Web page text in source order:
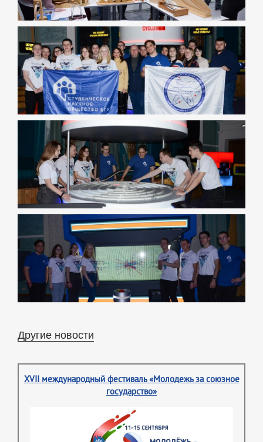
Другие новости
XVII международный фестиваль «Молодежь за союзное
государство»